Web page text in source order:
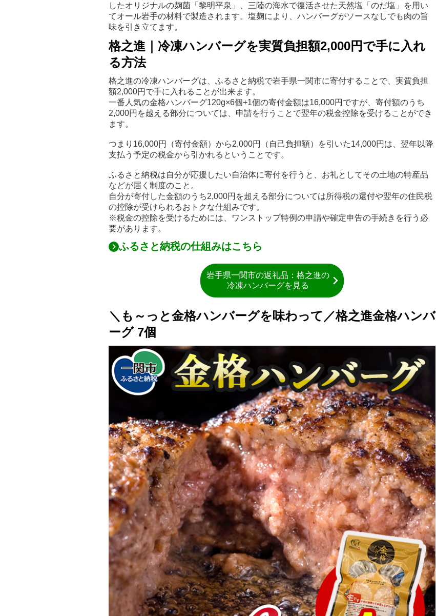
したオリジナルの麹菌「黎明平泉」、三陸の海水で復活させた天然塩「のだ塩」を用い
てオール岩手の材料で製造されます。塩麹により、ハンバーグがソースなしでも肉の旨
味を引き立てます。
格之進｜冷凍ハンバーグを実質負担額2,000円で手に入れ
る方法
格之進の冷凍ハンバーグは、ふるさと納税で岩手県一関市に寄付することで、実質負担
額2,000円で手に入れることが出来ます。
一番人気の金格ハンバーグ120g×6個+1個の寄付金額は16,000円ですが、寄付額のうち
2,000円を越える部分については、申請を行うことで翌年の税金控除を受けることができ
ます。
つまり16,000円（寄付金額）から2,000円（自己負担額）を引いた14,000円は、翌年以降
支払う予定の税金から引かれるということです。
ふるさと納税は自分が応援したい自治体に寄付を行うと、お礼としてその土地の特産品
などが届く制度のこと。
自分が寄付した金額のうち2,000円を超える部分については所得税の還付や翌年の住民税
の控除が受けられるおトクな仕組みです。
※税金の控除を受けるためには、ワンストップ特例の申請や確定申告の手続きを行う必
要があります。
ふるさと納税の仕組みはこちら
岩手県一関市の返礼品：格之進の
冷凍ハンバーグを見る
＼も～っと金格ハンバーグを味わって／格之進金格ハンバ
ーグ 7個